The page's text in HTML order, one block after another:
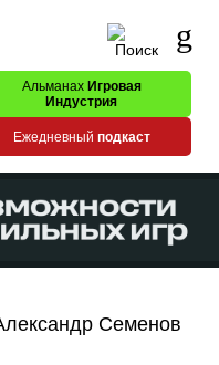
Альманах Игровая
Индустрия
Ежедневный подкаст
Семенов